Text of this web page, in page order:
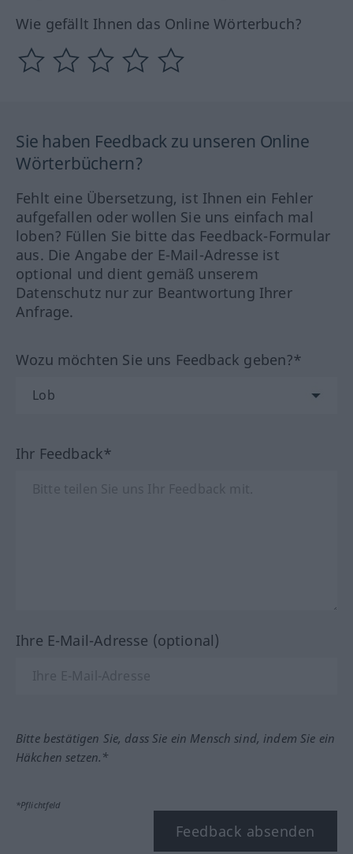
Wie gefällt Ihnen das Online Wörterbuch?
Sie haben Feedback zu unseren Online
Wörterbüchern?
Fehlt eine Übersetzung, ist Ihnen ein Fehler
aufgefallen oder wollen Sie uns einfach mal
loben? Füllen Sie bitte das Feedback-Formular
aus. Die Angabe der E-Mail-Adresse ist
optional und dient gemäß unserem
Datenschutz nur zur Beantwortung Ihrer
Anfrage.
Wozu möchten Sie uns Feedback geben?*
Ihr Feedback*
Ihre E-Mail-Adresse (optional)
Bitte bestätigen Sie, dass Sie ein Mensch sind, indem Sie ein
Häkchen setzen.*
*Pflichtfeld
Feedback absenden